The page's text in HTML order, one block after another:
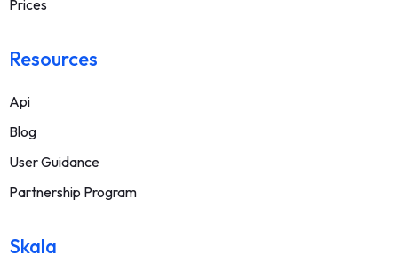
Prices
Resources
Api
Blog
User Guidance
Partnership Program
Skala